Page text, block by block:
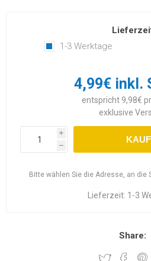
1-3 Werktage
4,99€ inkl.
entspricht 9,98€
exklusive
i
h
Bitte wählen Sie die Adresse, an die
Lieferzeit: 1-3
Share: